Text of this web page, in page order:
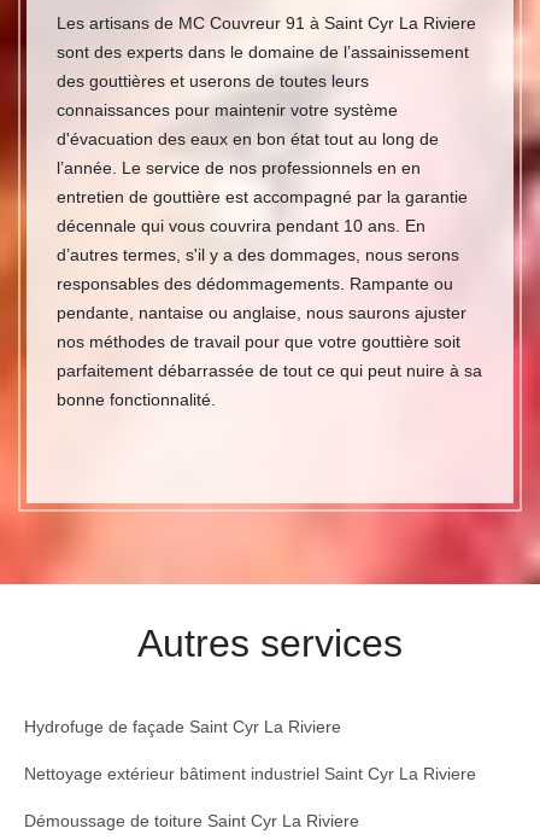
Les artisans de MC Couvreur 91 à Saint Cyr La Riviere
sont des experts dans le domaine de l’assainissement
des gouttières et userons de toutes leurs
connaissances pour maintenir votre système
d'évacuation des eaux en bon état tout au long de
l’année. Le service de nos professionnels en en
entretien de gouttière est accompagné par la garantie
décennale qui vous couvrira pendant 10 ans. En
d’autres termes, s'il y a des dommages, nous serons
responsables des dédommagements. Rampante ou
pendante, nantaise ou anglaise, nous saurons ajuster
nos méthodes de travail pour que votre gouttière soit
parfaitement débarrassée de tout ce qui peut nuire à sa
bonne fonctionnalité.
Autres services
Hydrofuge de façade Saint Cyr La Riviere
Nettoyage extérieur bâtiment industriel Saint Cyr La Riviere
Démoussage de toiture Saint Cyr La Riviere